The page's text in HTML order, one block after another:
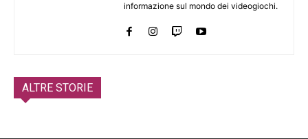
informazione sul mondo dei videogiochi.
ALTRE STORIE